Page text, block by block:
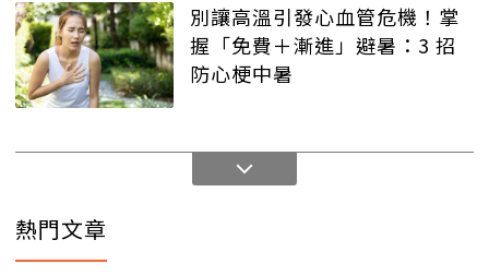
別讓高溫引發心血管危機！掌
握「免費＋漸進」避暑：3 招
防心梗中暑
熱門文章